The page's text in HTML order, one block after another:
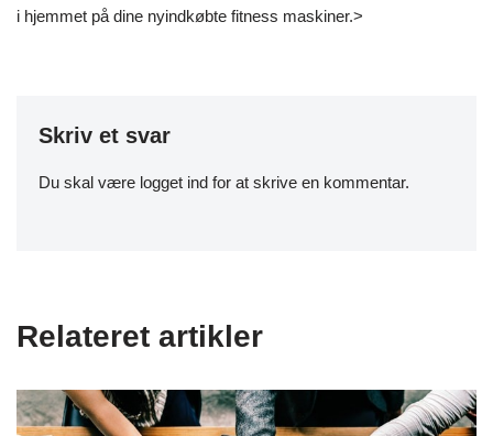
i hjemmet på dine nyindkøbte fitness maskiner.>
Skriv et svar
Du skal være logget ind for at skrive en kommentar.
Relateret artikler